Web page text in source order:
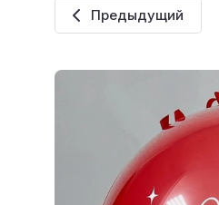
Предыдущий